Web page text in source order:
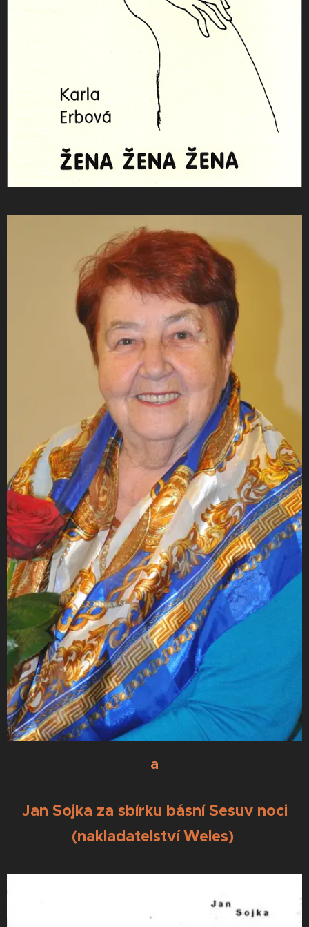
a
Jan Sojka za sbírku básní Sesuv noci
(nakladatelství Weles)